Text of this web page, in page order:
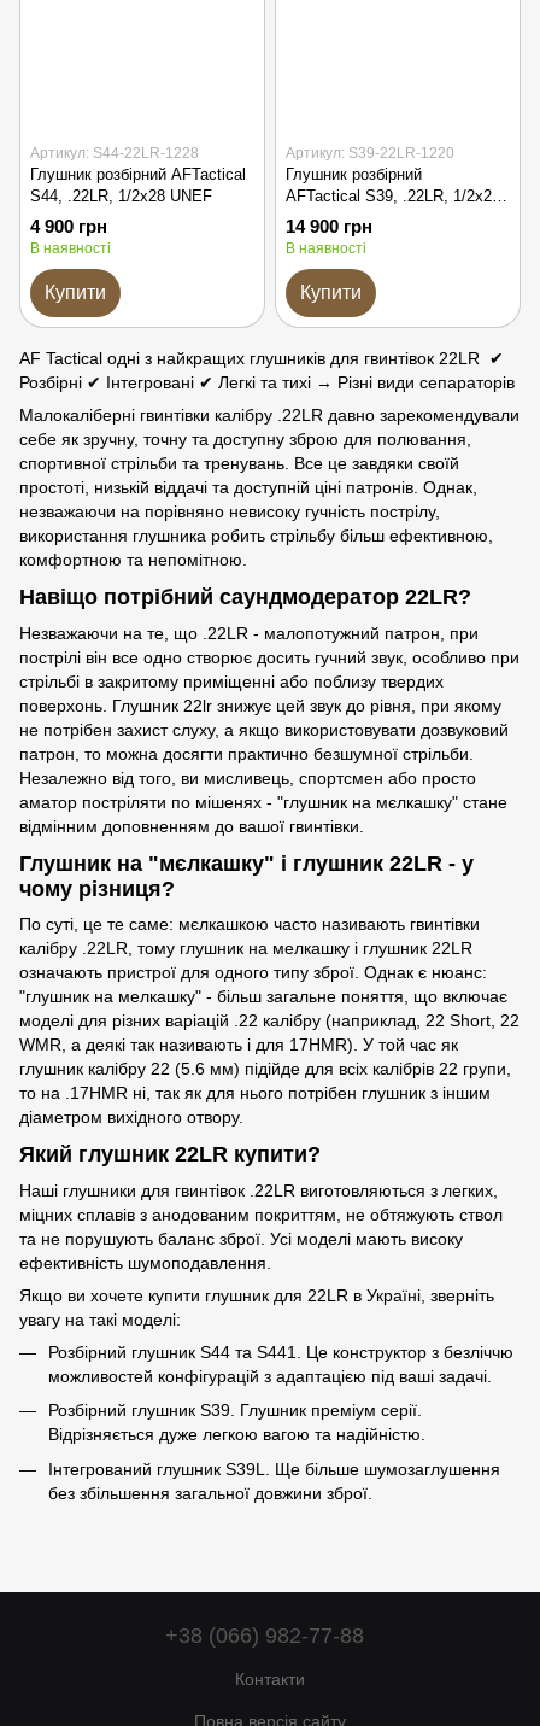
Артикул: S44-22LR-1228
Глушник розбірний AFTactical
S44, .22LR, 1/2x28 UNEF
4 900 грн
В наявності
Купити
Артикул: S39-22LR-1220
Глушник розбірний
AFTactical S39, .22LR, 1/2x20
UNEF
14 900 грн
В наявності
Купити
AF Tactical одні з найкращих глушників для гвинтівок 22LR ✔
Розбірні ✔ Інтегровані ✔ Легкі та тихі → Різні види сепараторів
Малокаліберні гвинтівки калібру .22LR давно зарекомендували
себе як зручну, точну та доступну зброю для полювання,
спортивної стрільби та тренувань. Все це завдяки своїй
простоті, низькій віддачі та доступній ціні патронів. Однак,
незважаючи на порівняно невисоку гучність пострілу,
використання глушника робить стрільбу більш ефективною,
комфортною та непомітною.
Навіщо потрібний саундмодератор 22LR?
Незважаючи на те, що .22LR - малопотужний патрон, при
пострілі він все одно створює досить гучний звук, особливо при
стрільбі в закритому приміщенні або поблизу твердих
поверхонь. Глушник 22lr знижує цей звук до рівня, при якому
не потрібен захист слуху, а якщо використовувати дозвуковий
патрон, то можна досягти практично безшумної стрільби.
Незалежно від того, ви мисливець, спортсмен або просто
аматор постріляти по мішенях - "глушник на мєлкашку" стане
відмінним доповненням до вашої гвинтівки.
Глушник на "мєлкашку" і глушник 22LR - у
чому різниця?
По суті, це те саме: мєлкашкою часто називають гвинтівки
калібру .22LR, тому глушник на мелкашку і глушник 22LR
означають пристрої для одного типу зброї. Однак є нюанс:
"глушник на мелкашку" - більш загальне поняття, що включає
моделі для різних варіацій .22 калібру (наприклад, 22 Short, 22
WMR, а деякі так називають і для 17HMR). У той час як
глушник калібру 22 (5.6 мм) підійде для всіх калібрів 22 групи,
то на .17HMR ні, так як для нього потрібен глушник з іншим
діаметром вихідного отвору.
Який глушник 22LR купити?
Наші глушники для гвинтівок .22LR виготовляються з легких,
міцних сплавів з анодованим покриттям, не обтяжують ствол
та не порушують баланс зброї. Усі моделі мають високу
ефективність шумоподавлення.
Якщо ви хочете купити глушник для 22LR в Україні, зверніть
увагу на такі моделі:
Розбірний глушник S44 та S441. Це конструктор з безліччю
можливостей конфігурацій з адаптацією під ваші задачі.
Розбірний глушник S39. Глушник преміум серії.
Відрізняється дуже легкою вагою та надійністю.
Інтегрований глушник S39L. Ще більше шумозаглушення
без збільшення загальної довжини зброї.
+38 (066) 982-77-88
Контакти
Повна версія сайту